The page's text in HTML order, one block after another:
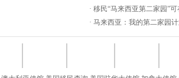
·移民“马来西亚第二家园”
·马来西亚：我的第二家园